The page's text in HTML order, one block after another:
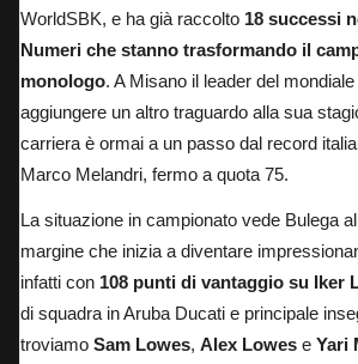
WorldSBK, e ha già raccolto 18 successi
Numeri che stanno trasformando il
monologo. A Misano il leader del
aggiungere un altro traguardo alla sua
carriera è ormai a un passo dal record
Marco Melandri, fermo a quota 75.
La situazione in campionato vede Bulega
margine che inizia a diventare
infatti con 108 punti di vantaggio su Iker
di squadra in Aruba Ducati e principale
troviamo Sam Lowes, Alex Lowes e Yari